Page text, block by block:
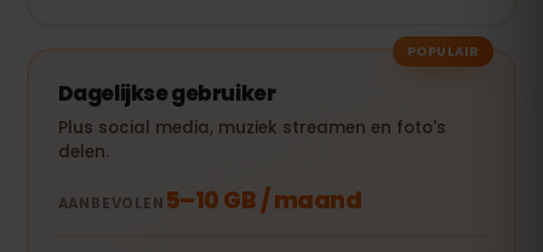
POPULAIR
Dagelijkse gebruiker
Plus social media, muziek streamen en foto's
delen.
AANBEVOLEN 5–10 GB / maand